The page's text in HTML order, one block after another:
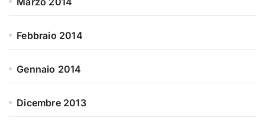
Febbraio 2014
Gennaio 2014
Dicembre 2013